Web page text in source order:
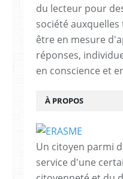
ILLUSTRES
du lecteur pour
société
être en mesure
réponses,
en conscience et
À PROPOS
Un citoyen parmi
service d'une